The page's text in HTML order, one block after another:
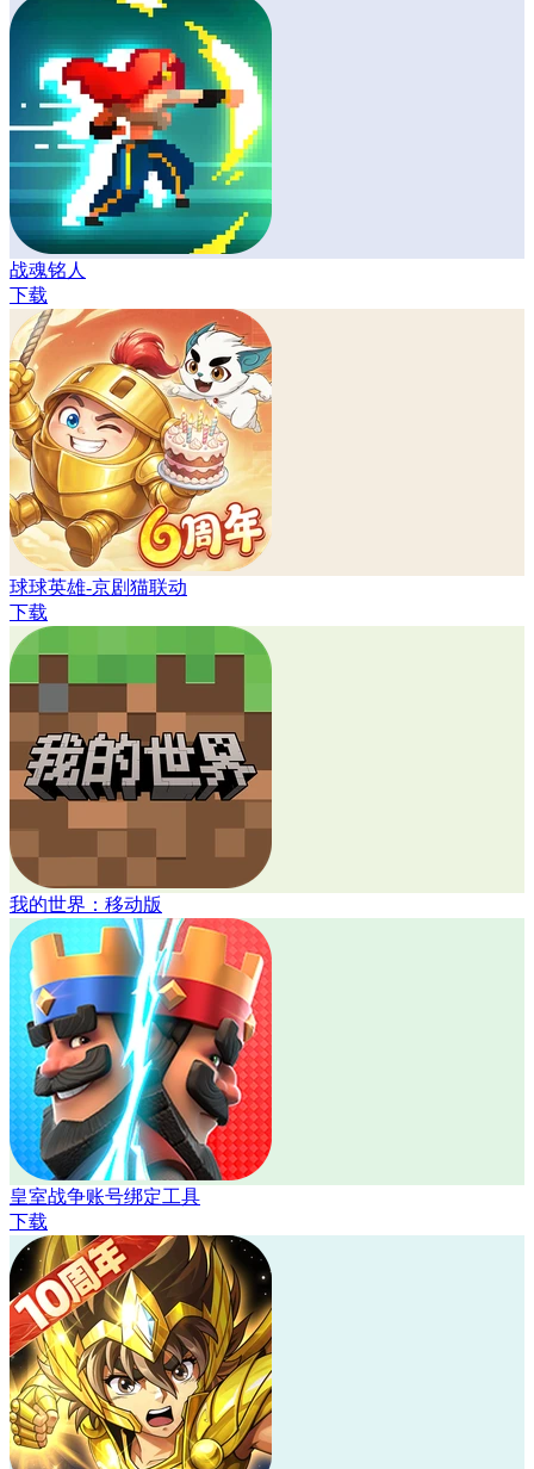
战魂铭人
下载
球球英雄-京剧猫联动
下载
我的世界：移动版
皇室战争账号绑定工具
下载